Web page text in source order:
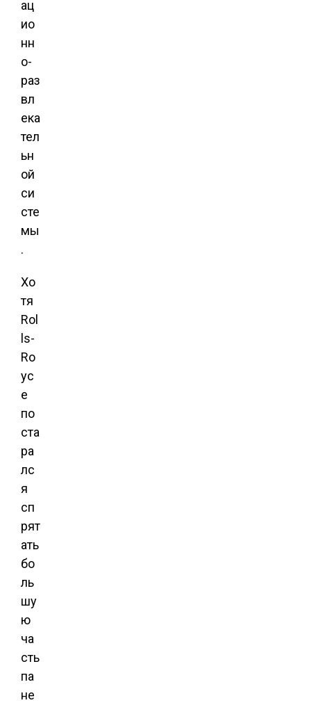
ац
ио
нн
о-
раз
вл
ека
тел
ьн
ой
си
сте
мы
.
Хо
тя
Rol
ls-
Ro
yc
e
по
ста
ра
лс
я
сп
рят
ать
бо
ль
шу
ю
ча
сть
па
не